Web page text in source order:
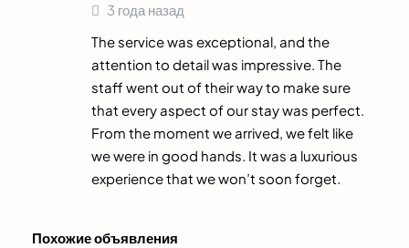
3 года назад
The service was exceptional, and the
attention to detail was impressive. The
staff went out of their way to make sure
that every aspect of our stay was perfect.
From the moment we arrived, we felt like
we were in good hands. It was a luxurious
experience that we won’t soon forget.
Похожие объявления